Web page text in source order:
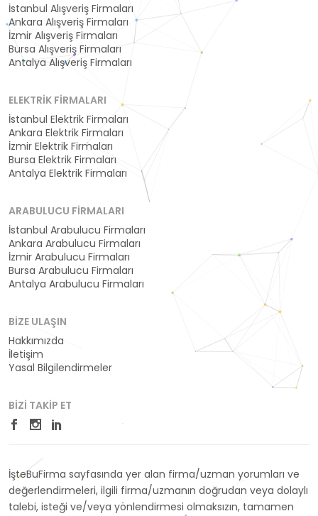
İstanbul Alışveriş Firmaları
Ankara Alışveriş Firmaları
İzmir Alışveriş Firmaları
Bursa Alışveriş Firmaları
Antalya Alışveriş Firmaları
ELEKTRIK FIRMALARI
İstanbul Elektrik Firmaları
Ankara Elektrik Firmaları
İzmir Elektrik Firmaları
Bursa Elektrik Firmaları
Antalya Elektrik Firmaları
ARABULUCU FIRMALARI
İstanbul Arabulucu Firmaları
Ankara Arabulucu Firmaları
İzmir Arabulucu Firmaları
Bursa Arabulucu Firmaları
Antalya Arabulucu Firmaları
BIZE ULAŞIN
Hakkımızda
İletişim
Yasal Bilgilendirmeler
BIZI TAKIP ET
İşteBuFirma sayfasında yer alan firma/uzman yorumları ve
değerlendirmeleri, ilgili firma/uzmanın doğrudan veya dolaylı
talebi, isteği ve/veya yönlendirmesi olmaksızın, tamamen